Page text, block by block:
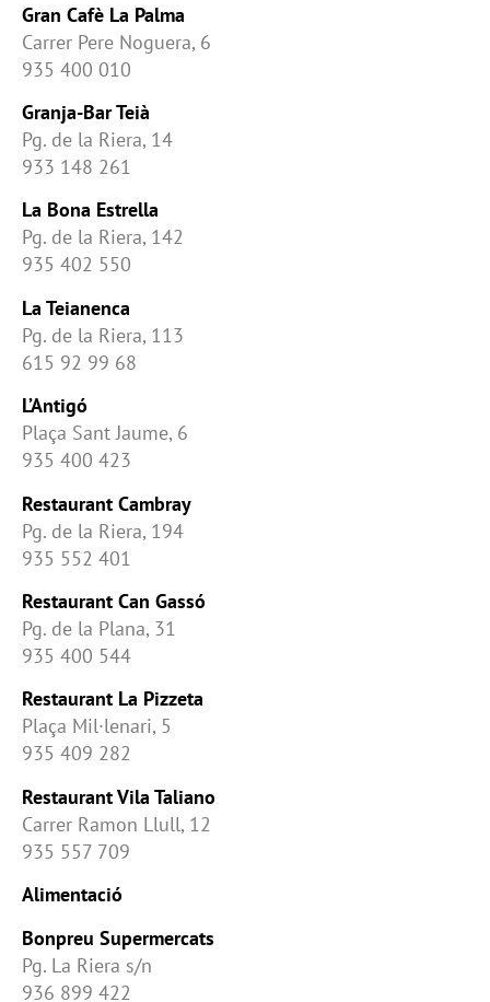
Gran Cafè La Palma
Carrer Pere Noguera, 6
935 400 010
Granja-Bar Teià
Pg. de la Riera, 14
933 148 261
La Bona Estrella
Pg. de la Riera, 142
935 402 550
La Teianenca
Pg. de la Riera, 113
615 92 99 68
L’Antigó
Plaça Sant Jaume, 6
935 400 423
Restaurant Cambray
Pg. de la Riera, 194
935 552 401
Restaurant Can Gassó
Pg. de la Plana, 31
935 400 544
Restaurant La Pizzeta
Plaça Mil·lenari, 5
935 409 282
Restaurant Vila Taliano
Carrer Ramon Llull, 12
935 557 709
Alimentació
Bonpreu Supermercats
Pg. La Riera s/n
936 899 422